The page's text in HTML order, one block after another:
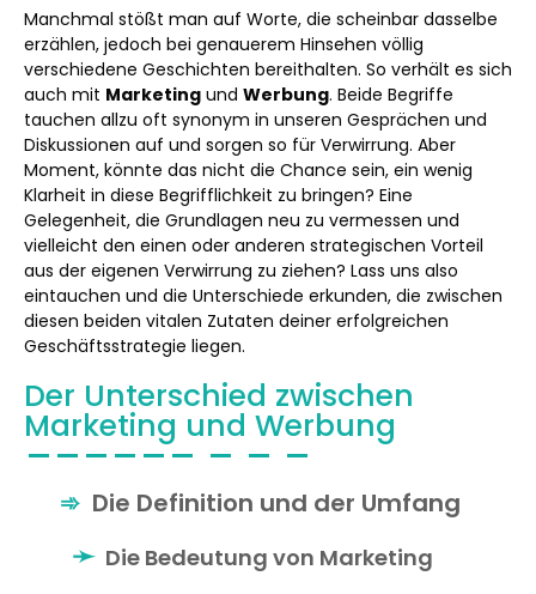
Manchmal stößt man auf Worte, die scheinbar dasselbe
erzählen, jedoch bei genauerem Hinsehen völlig
verschiedene Geschichten bereithalten. So verhält es sich
auch mit Marketing und Werbung. Beide Begriffe
tauchen allzu oft synonym in unseren Gesprächen und
Diskussionen auf und sorgen so für Verwirrung. Aber
Moment, könnte das nicht die Chance sein, ein wenig
Klarheit in diese Begrifflichkeit zu bringen? Eine
Gelegenheit, die Grundlagen neu zu vermessen und
vielleicht den einen oder anderen strategischen Vorteil
aus der eigenen Verwirrung zu ziehen? Lass uns also
eintauchen und die Unterschiede erkunden, die zwischen
diesen beiden vitalen Zutaten deiner erfolgreichen
Geschäftsstrategie liegen.
Der Unterschied zwischen
Marketing und Werbung
Die Definition und der Umfang
Die Bedeutung von Marketing